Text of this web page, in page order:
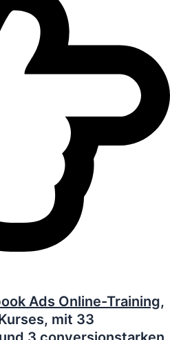
Ads Online-Training,
mit 33